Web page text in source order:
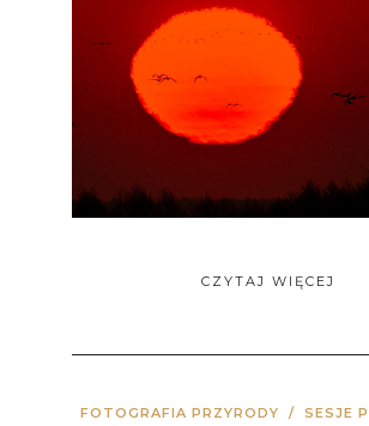
CZYTAJ WIĘCEJ
FOTOGRAFIA PRZYRODY / SESJE